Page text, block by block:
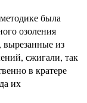
была
озоления
вырезанные из
сжигали, так
в кратере
их